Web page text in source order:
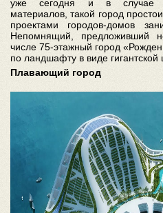
уже сегодня и в случае
материалов, такой город
проектами городов-домов
Непомнящий, предложивший
числе 75-этажный город
по ландшафту в виде
Плавающий город